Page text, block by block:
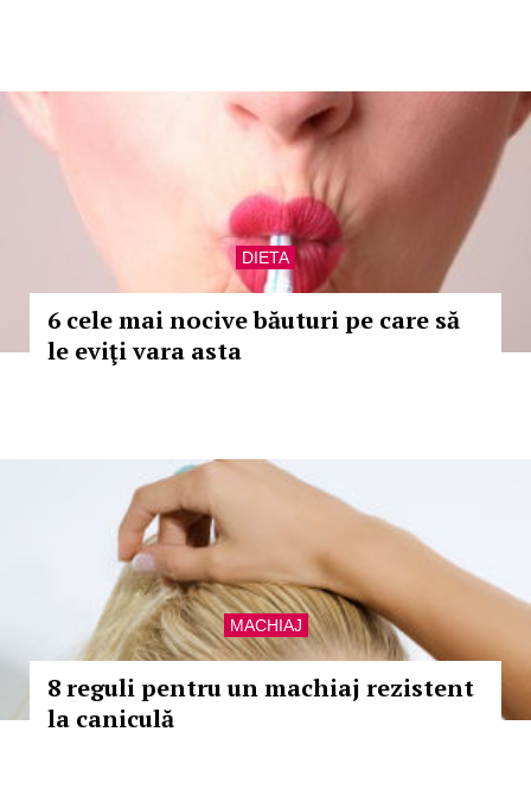
DIETA
6 cele mai nocive băuturi pe care să
le eviţi vara asta
MACHIAJ
8 reguli pentru un machiaj rezistent
la caniculă